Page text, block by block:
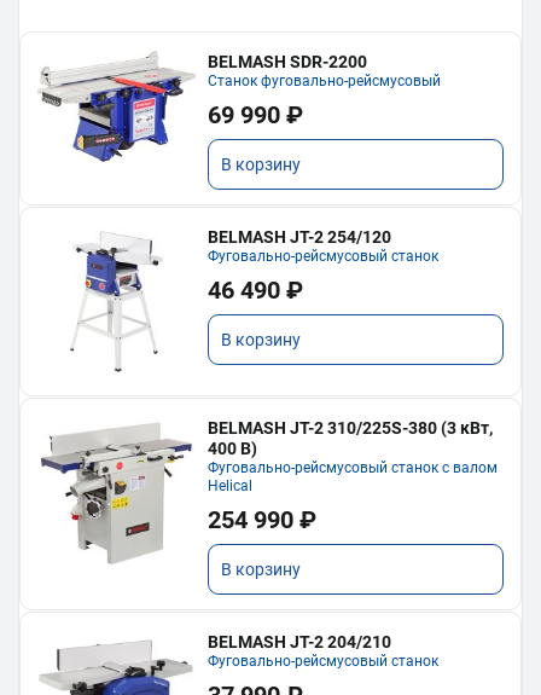
BELMASH SDR-2200
Станок фуговально-рейсмусовый
69 990 ₽
В корзину
BELMASH JT-2 254/120
Фуговально-рейсмусовый станок
46 490 ₽
В корзину
BELMASH JT-2 310/225S-380 (3 кВт,
400 В)
Фуговально-рейсмусовый станок с валом
Helical
254 990 ₽
В корзину
BELMASH JT-2 204/210
Фуговально-рейсмусовый станок